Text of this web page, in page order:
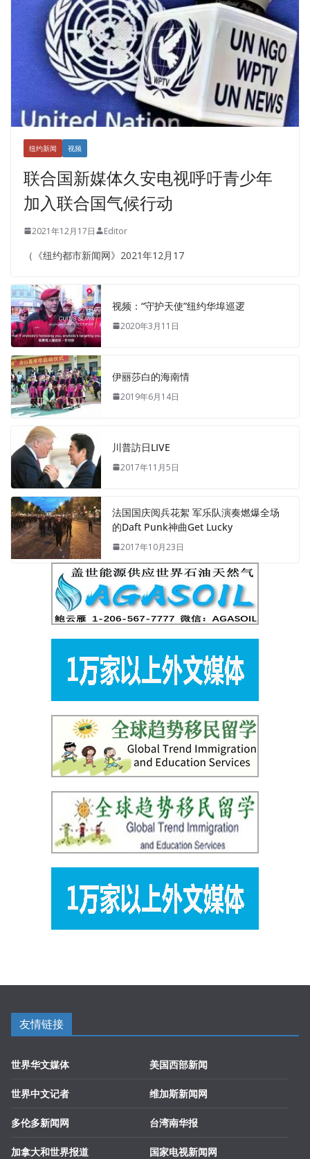
纽约新闻 视频
联合国新媒体久安电视呼吁青少年
加入联合国气候行动
2021年12月17日 Editor
（《纽约都市新闻网》2021年12月17
视频：“守护天使”纽约华埠巡逻
2020年3月11日
伊丽莎白的海南情
2019年6月14日
川普訪日LIVE
2017年11月5日
法国国庆阅兵花絮 军乐队演奏燃爆全场
的Daft Punk神曲Get Lucky
2017年10月23日
友情链接
世界华文媒体
世界中文记者
多伦多新闻网
加拿大和世界报道
美国西部新闻
维加斯新闻网
台湾南华报
国家电视新闻网